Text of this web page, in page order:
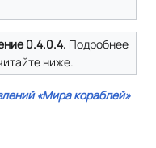
0.4.0.4. Подробнее
ниже.
«Мира кораблей»